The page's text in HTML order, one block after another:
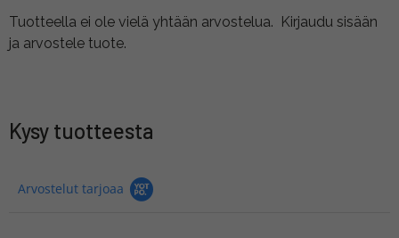
Tuotteella ei ole vielä yhtään arvostelua. Kirjaudu sisään
ja arvostele tuote.
Kysy tuotteesta
Arvostelut tarjoaa